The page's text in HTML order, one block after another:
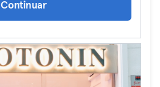
Continuar